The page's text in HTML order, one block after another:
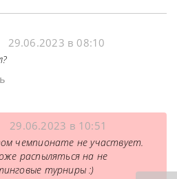
и одержав победу над
3. Таким образом, он
29.06.2023 в 08:10
29.06.2023 в 10:51
чемпионате не участвует.
распыляться на не
турниры :)